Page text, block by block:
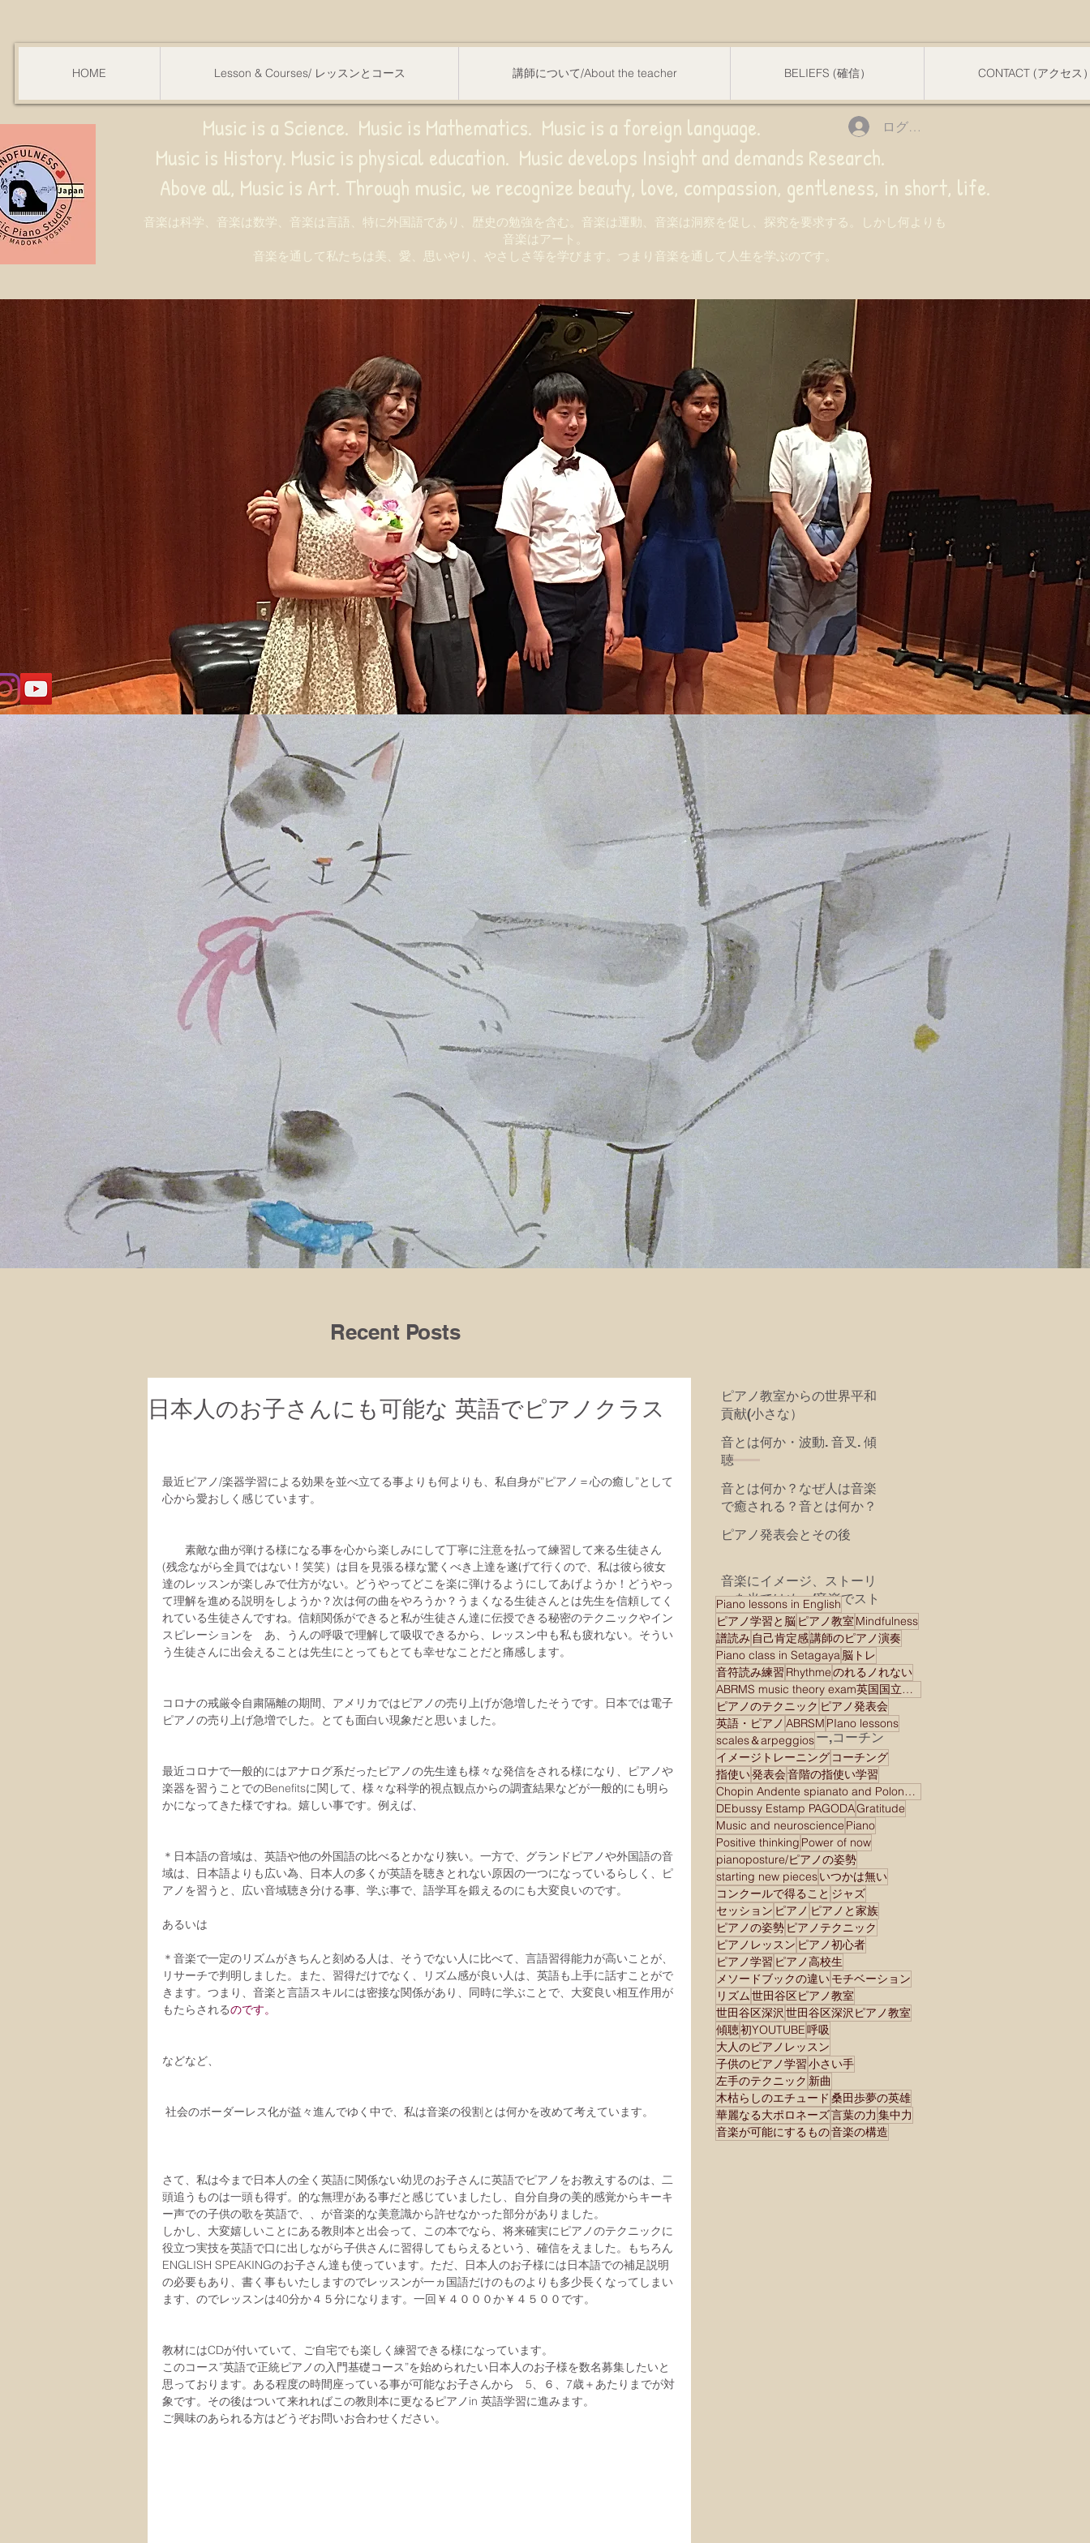
HOME Lesson & Courses/ レッスンとコース 講師について/About the teacher BELIEFS (確信） CONTACT (アクセス
ログイン
Music is a Science. Music is Mathematics. Music is a foreign language.
Music is History. Music is physical education. Music develops Insight and demands Research.
all, Music is Art. Through music, we recognize beauty, love, compassion, gentleness, in short, life.
音楽は科学、音楽は数学、音楽は言語、特に外国語であり、歴史の勉強を含む。音楽は運動、音楽は洞察を促し、探究を要求する。しかし何よりも
音楽はアート。
音楽を通して私たちは美、愛、思いやり、やさしさ等を学びます。つまり音楽を通して人生を学ぶのです。
Recent Posts
ピアノ教室からの世界平和
貢献(小さな）
音とは何か・波動. 音叉. 傾
聴
音とは何か？なぜ人は音楽
で癒される？音とは何か？
の学びとレッスンでの共
Madoka Yoshida piano
studioより2024年が皆様に
とって素晴らしい年になり
ます様に！
ピアノ発表会とその後
音楽にイメージ、ストーリ
ーを当てはめ、/音楽でスト
ーリーを語る
腹式呼吸の効用 演奏に
健康に！
マインドフルネスは愛/
Mindfulness is Love
Mindfulness is Love(
undivided attention！)
BeethovenとAnthony
Robbins メンター,コーチン
グ、 モチベーショナルス
ピーカー
新しい曲を始める/ Goal
Setting＆Planning
音楽家として生き、音楽家
として生き切る、桑田歩さ
んの英雄”再臨”コンサート
から私が学んだこと
日本人のお子さんにも可能な 英語でピアノクラス
最近ピアノ/楽器学習による効果を並べ立てる事よりも何よりも、私自身が”ピアノ＝心の癒し”として
心から愛おしく感じています。
素敵な曲が弾ける様になる事を心から楽しみにして丁寧に注意を払って練習して来る生徒さん
(残念ながら全員ではない！笑笑）は目を見張る様な驚くべき上達を遂げて行くので、私は彼ら彼女
達のレッスンが楽しみで仕方がない。どうやってどこを楽に弾けるようにしてあげようか！どうやっ
て理解を進める説明をしようか？次は何の曲をやろうか？うまくなる生徒さんとは先生を信頼してく
れている生徒さんですね。信頼関係ができると私が生徒さん達に伝授できる秘密のテクニックやイン
スピレーションを　あ、うんの呼吸で理解して吸収できるから、レッスン中も私も疲れない。そうい
う生徒さんに出会えることは先生にとってもとても幸せなことだと痛感します。
コロナの戒厳令自粛隔離の期間、アメリカではピアノの売り上げが急増したそうです。日本では電子
ピアノの売り上げ急増でした。とても面白い現象だと思いました。
最近コロナで一般的にはアナログ系だったピアノの先生達も様々な発信をされる様になり、ピアノや
楽器を習うことでのBenefitsに関して、様々な科学的視点観点からの調査結果などが一般的にも明ら
かになってきた様ですね。嬉しい事です。例えば、
＊日本語の音域は、英語や他の外国語の比べるとかなり狭い。一方で、グランドピアノや外国語の音
域は、日本語よりも広い為、日本人の多くが英語を聴きとれない原因の一つになっているらしく、ピ
アノを習うと、広い音域聴き分ける事、学ぶ事で、語学耳を鍛えるのにも大変良いのです。
あるいは
＊音楽で一定のリズムがきちんと刻める人は、そうでない人に比べて、言語習得能力が高いことが、
リサーチで判明しました。また、習得だけでなく、リズム感が良い人は、英語も上手に話すことがで
きます。つまり、音楽と言語スキルには密接な関係があり、同時に学ぶことで、大変良い相互作用が
もたらされるのです。
などなど、
社会のボーダーレス化が益々進んでゆく中で、私は音楽の役割とは何かを改めて考えています。
さて、私は今まで日本人の全く英語に関係ない幼児のお子さんに英語でピアノをお教えするのは、二
頭追うものは一頭も得ず。的な無理がある事だと感じていましたし、自分自身の美的感覚からキーキ
ー声での子供の歌を英語で、、が音楽的な美意識から許せなかった部分がありました。
しかし、大変嬉しいことにある教則本と出会って、この本でなら、将来確実にピアノのテクニックに
役立つ実技を英語で口に出しながら子供さんに習得してもらえるという、確信をえました。もちろん
ENGLISH SPEAKINGのお子さん達も使っています。ただ、日本人のお子様には日本語での補足説明
の必要もあり、書く事もいたしますのでレッスンが一ヵ国語だけのものよりも多少長くなってしまい
ます、のでレッスンは40分か４５分になります。一回￥４０００か￥４５００です。
教材にはCDが付いていて、ご自宅でも楽しく練習できる様になっています。
このコース”英語で正統ピアノの入門基礎コース”を始められたい日本人のお子様を数名募集したいと
思っております。ある程度の時間座っている事が可能なお子さんから　5、６、7歳＋あたりまでが対
象です。その後はついて来れればこの教則本に更なるピアノin 英語学習に進みます。
ご興味のあられる方はどうぞお問いお合わせください。
Piano lessons in English
ピアノ学習と脳 ピアノ教室 Mindfulness
譜読み 自己肯定感講師のピアノ演奏
Piano class in Setagaya脳トレ
音符読み練習 Rhythmeのれるノれない
ABRMS music theory exam英国国立音楽院検定試験
ピアノのテクニック ピアノ発表会
英語・ピアノ ABRSM PIano lessons
scales＆arpeggios
イメージトレーニング コーチング
指使い発表会音階の指使い学習
Chopin Andente spianato and Polonaise brilliant
DEbussy Estamp PAGODAGratitude
Music and neuroscience Piano
Positive thinking Power of now
pianoposture/ピアノの姿勢
starting new piecesいつかは無い
コンクールで得ること ジャズ
セッション ピアノ ピアノと家族
ピアノの姿勢 ピアノテクニック
ピアノレッスン ピアノ初心者
ピアノ学習 ピアノ高校生
メソードブックの違いモチベーション
リズム世田谷区ピアノ教室
世田谷区深沢 世田谷区深沢ピアノ教室
傾聴初YOUTUBE呼吸
大人のピアノレッスン
子供のピアノ学習小さい手
左手のテクニック 新曲
木枯らしのエチュード 桑田歩夢の英雄
華麗なる大ポロネーズ言葉の力 集中力
音楽が可能にするもの音楽の構造